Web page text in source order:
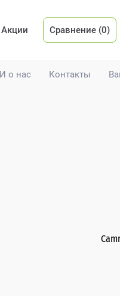
о нас Контакты
Акции Сравнение (0)